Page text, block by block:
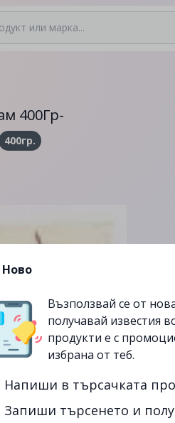
400Гр-
400гр.
Ново
Възползвай се от
получавай известия
продукти е с
избрана от теб.
Напиши в търсачката
Запиши търсенето и